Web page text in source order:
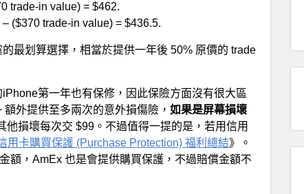
trade-in value) = $462.
($370 trade-in value) = $436.5.
最划算選擇，相當於提供一年後 50% 原價的 trade
第一年也有保修，因此保險方面沒有很大區
額外提供至多兩次的意外損傷險， 如果是屏幕損壞
他損壞每次交 $99。不過值得一提的是，若用信用
用卡購買保護 (Purchase Protection) 福利總結》。
額，AmEx 也是會提供購買保護，不過賠償金額不